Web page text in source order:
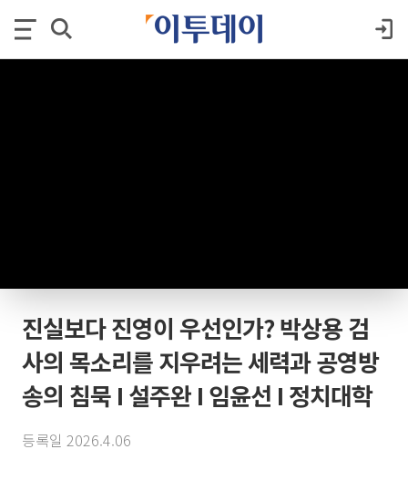
진실보다 진영이 우선인가? 박상용 검
사의 목소리를 지우려는 세력과 공영방
송의 침묵 I 설주완 I 임윤선 I 정치대학
등록일 2026.4.06